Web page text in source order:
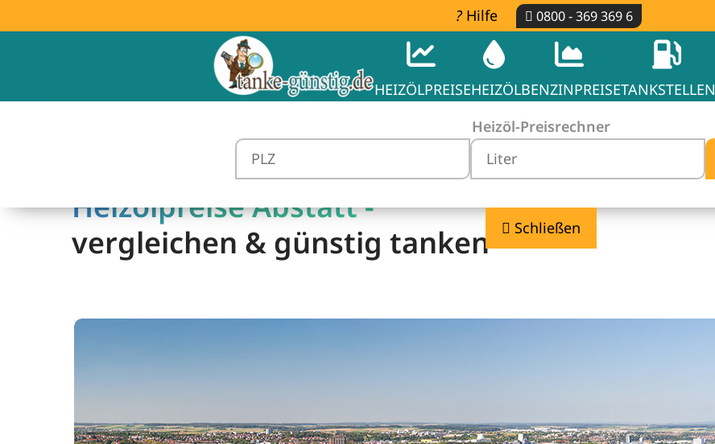
Hilfe 0800 - 369 369 6
HEIZÖLPREISEHEIZÖLBENZINPREISETANKSTELLEN
Heizöl-Preisrechner
Schließen
Heizölpreise Abstatt -
vergleichen & günstig tanken